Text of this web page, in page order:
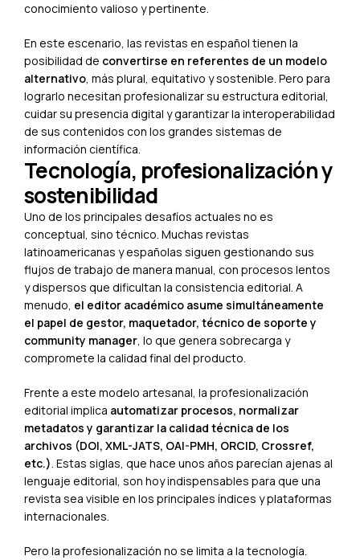
conocimiento valioso y pertinente.
En este escenario, las revistas en español tienen la
posibilidad de convertirse en referentes de un modelo
alternativo, más plural, equitativo y sostenible. Pero para
lograrlo necesitan profesionalizar su estructura editorial,
cuidar su presencia digital y garantizar la interoperabilidad
de sus contenidos con los grandes sistemas de
información científica.
Tecnología, profesionalización y
sostenibilidad
Uno de los principales desafíos actuales no es
conceptual, sino técnico. Muchas revistas
latinoamericanas y españolas siguen gestionando sus
flujos de trabajo de manera manual, con procesos lentos
y dispersos que dificultan la consistencia editorial. A
menudo, el editor académico asume simultáneamente
el papel de gestor, maquetador, técnico de soporte y
community manager, lo que genera sobrecarga y
compromete la calidad final del producto.
Frente a este modelo artesanal, la profesionalización
editorial implica automatizar procesos, normalizar
metadatos y garantizar la calidad técnica de los
archivos (DOI, XML-JATS, OAI-PMH, ORCID, Crossref,
etc.). Estas siglas, que hace unos años parecían ajenas al
lenguaje editorial, son hoy indispensables para que una
revista sea visible en los principales índices y plataformas
internacionales.
Pero la profesionalización no se limita a la tecnología.